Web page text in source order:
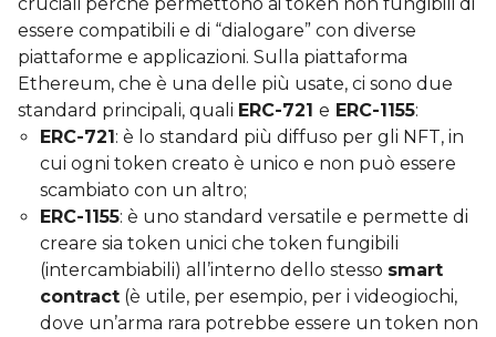
essere compatibili e di “dialogare” con diverse
piattaforme e applicazioni. Sulla piattaforma
Ethereum, che è una delle più usate, ci sono due
standard principali, quali ERC-721 e ERC-1155:
ERC-721: è lo standard più diffuso per gli NFT, in
cui ogni token creato è unico e non può essere
scambiato con un altro;
ERC-1155: è uno standard versatile e permette di
creare sia token unici che token fungibili
(intercambiabili) all’interno dello stesso smart
contract (è utile, per esempio, per i videogiochi,
dove un’arma rara potrebbe essere un token non